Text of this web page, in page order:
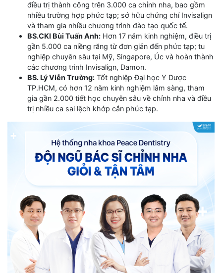
điều trị thành công trên 3.000 ca chỉnh nha, bao gồm
nhiều trường hợp phức tạp; sở hữu chứng chỉ Invisalign
và tham gia nhiều chương trình đào tạo quốc tế.
BS.CKI Bùi Tuấn Anh: Hơn 17 năm kinh nghiệm, điều trị
gần 5.000 ca niềng răng từ đơn giản đến phức tạp; tu
nghiệp chuyên sâu tại Mỹ, Singapore, Úc và hoàn thành
các chương trình Invisalign, Damon.
BS. Lý Viễn Trường: Tốt nghiệp Đại học Y Dược
TP.HCM, có hơn 12 năm kinh nghiệm lâm sàng, tham
gia gần 2.000 tiết học chuyên sâu về chỉnh nha và điều
trị nhiều ca sai lệch khớp cắn phức tạp.